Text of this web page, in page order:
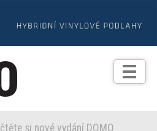
si nové vydání DOMO